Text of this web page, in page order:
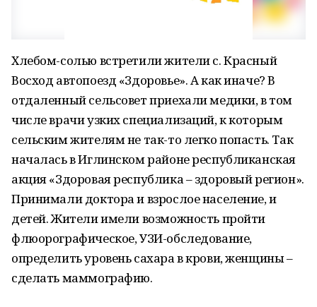
Хлебом-солью встретили жители с. Красный
Восход автопоезд «Здоровье». А как иначе? В
отдаленный сельсовет приехали медики, в том
числе врачи узких специализаций, к которым
сельским жителям не так-то легко попасть. Так
началась в Иглинском районе республиканская
акция «Здоровая республика – здоровый регион».
Принимали доктора и взрослое население, и
детей. Жители имели возможность пройти
флюорографическое, УЗИ-обследование,
определить уровень сахара в крови, женщины –
сделать маммографию.